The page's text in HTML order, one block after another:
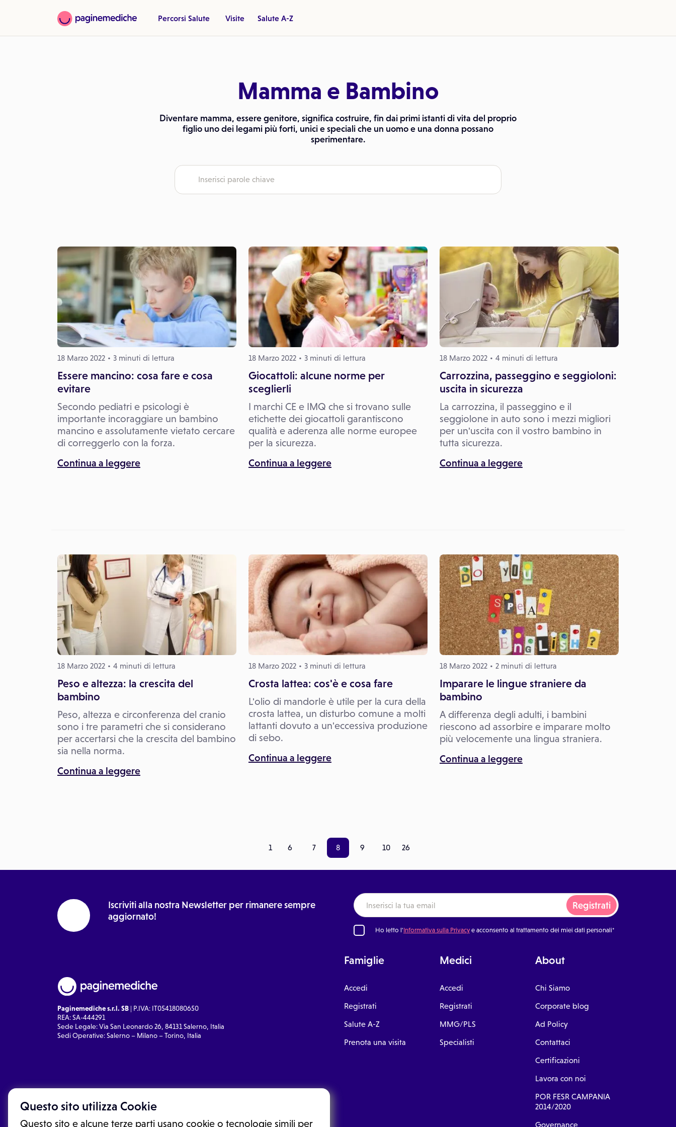
Questo sito utilizza Cookie
Questo sito e alcune terze parti usano cookie o tecnologie simili per
Percorsi Salute Visite Salute A-Z
Mamma e Bambino
Diventare mamma, essere genitore, significa costruire, fin dai primi istanti di vita del proprio
figlio uno dei legami più forti, unici e speciali che un uomo e una donna possano
sperimentare.
18 Marzo 2022 3 minuti di lettura
Essere mancino: cosa fare e cosa
evitare
Secondo pediatri e psicologi è
importante incoraggiare un bambino
mancino e assolutamente vietato cercare
di correggerlo con la forza.
Continua a leggere
18 Marzo 2022 3 minuti di lettura
Giocattoli: alcune norme per
sceglierli
I marchi CE e IMQ che si trovano sulle
etichette dei giocattoli garantiscono
qualità e aderenza alle norme europee
per la sicurezza.
Continua a leggere
18 Marzo 2022 4 minuti di lettura
Carrozzina, passeggino e seggioloni:
uscita in sicurezza
La carrozzina, il passeggino e il
seggiolone in auto sono i mezzi migliori
per un'uscita con il vostro bambino in
tutta sicurezza.
Continua a leggere
18 Marzo 2022 4 minuti di lettura
Peso e altezza: la crescita del
bambino
Peso, altezza e circonferenza del cranio
sono i tre parametri che si considerano
per accertarsi che la crescita del bambino
sia nella norma.
Continua a leggere
18 Marzo 2022 3 minuti di lettura
Crosta lattea: cos'è e cosa fare
L'olio di mandorle è utile per la cura della
crosta lattea, un disturbo comune a molti
lattanti dovuto a un'eccessiva produzione
di sebo.
Continua a leggere
18 Marzo 2022 2 minuti di lettura
Imparare le lingue straniere da
bambino
A differenza degli adulti, i bambini
riescono ad assorbire e imparare molto
più velocemente una lingua straniera.
Continua a leggere
1 6 7 8 9 10 26
Iscriviti alla nostra Newsletter per rimanere sempre
aggiornato!
Registrati
Ho letto l'Informativa sulla Privacye acconsento al trattamento dei miei dati personali*
Paginemediche s.r.l. SB | P.IVA: IT05418080650
REA: SA-444291
Sede Legale: Via San Leonardo 26, 84131 Salerno, Italia
Sedi Operative: Salerno – Milano – Torino, Italia
Famiglie
Accedi
Registrati
Salute A-Z
Prenota una visita
Medici
Accedi
Registrati
MMG/PLS
Specialisti
About
Chi Siamo
Corporate blog
Ad Policy
Contattaci
Certificazioni
Lavora con noi
POR FESR CAMPANIA
2014/2020
Governance